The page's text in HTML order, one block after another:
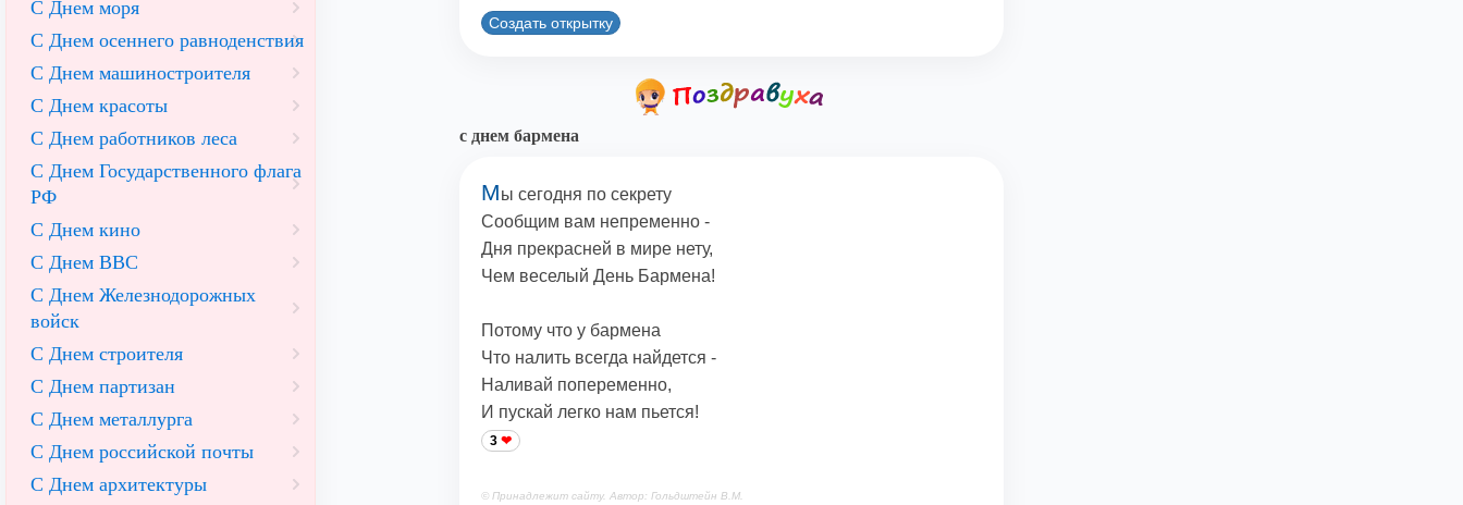
Создать открытку
с днем бармена
Мы сегодня по секрету
Сообщим вам непременно -
Дня прекрасней в мире нету,
Чем веселый День Бармена!
Потому что у бармена
Что налить всегда найдется -
Наливай попеременно,
И пускай легко нам пьется!
3
© Принадлежит сайту. Автор: Гольдштейн В.М.
С Днем моря
С Днем осеннего равноденствия
С Днем машиностроителя
С Днем красоты
С Днем работников леса
С Днем Государственного флага
РФ
С Днем кино
С Днем ВВС
С Днем Железнодорожных
войск
С Днем строителя
С Днем партизан
С Днем металлурга
С Днем российской почты
С Днем архитектуры